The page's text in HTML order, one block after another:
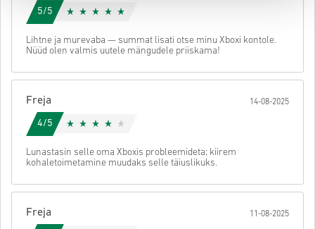
5/5
Lihtne ja murevaba — summat lisati otse minu Xboxi kontole.
Nüüd olen valmis uutele mängudele priiskama!
Freja 14-08-2025
4/5
Lunastasin selle oma Xboxis probleemideta; kiirem
kohaletoimetamine muudaks selle täiuslikuks.
Freja 11-08-2025